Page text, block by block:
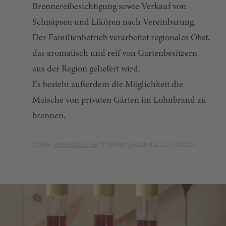
Brennereibesichtigung sowie Verkauf von
Schnäpsen und Likören nach Vereinbarung.
Der Familienbetrieb verarbeitet regionales Obst,
das aromatisch und reif von Gartenbesitzern
aus der Region geliefert wird.
Es besteht außerdem die Möglichkeit die
Maische von privaten Gärten im Lohnbrand zu
brennen.